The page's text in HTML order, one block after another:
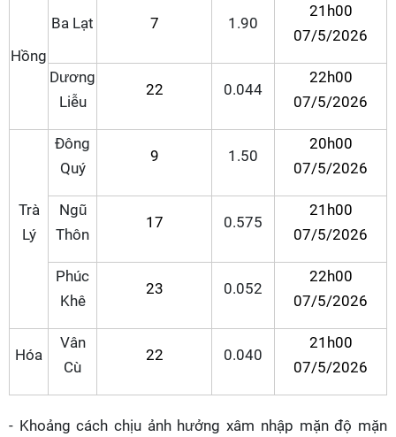
Hồng
Ba Lạt 7 1.90
21h00
07/5/2026
Dương
Liễu
22 0.044
22h00
07/5/2026
Trà
Lý
Đông
Quý
9 1.50
20h00
07/5/2026
Ngũ
Thôn
17 0.575
21h00
07/5/2026
Phúc
Khê
23 0.052
22h00
07/5/2026
Hóa
Vân
Cù
22 0.040
21h00
07/5/2026
- Khoảng cách chịu ảnh hưởng xâm nhập mặn độ mặn